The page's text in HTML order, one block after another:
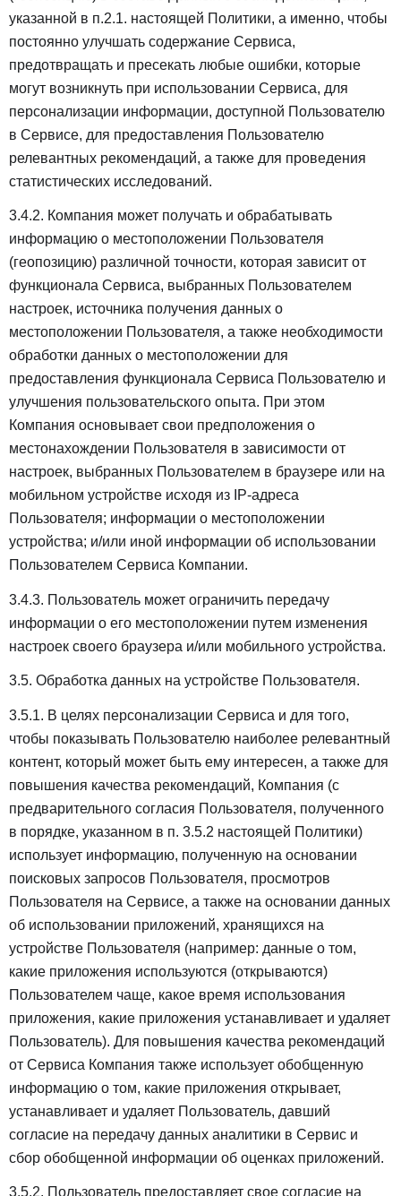
указанной в п.2.1. настоящей Политики, а именно, чтобы
постоянно улучшать содержание Сервиса,
предотвращать и пресекать любые ошибки, которые
могут возникнуть при использовании Сервиса, для
персонализации информации, доступной Пользователю
в Сервисе, для предоставления Пользователю
релевантных рекомендаций, а также для проведения
статистических исследований.
3.4.2. Компания может получать и обрабатывать
информацию о местоположении Пользователя
(геопозицию) различной точности, которая зависит от
функционала Сервиса, выбранных Пользователем
настроек, источника получения данных о
местоположении Пользователя, а также необходимости
обработки данных о местоположении для
предоставления функционала Сервиса Пользователю и
улучшения пользовательского опыта. При этом
Компания основывает свои предположения о
местонахождении Пользователя в зависимости от
настроек, выбранных Пользователем в браузере или на
мобильном устройстве исходя из IP-адреса
Пользователя; информации о местоположении
устройства; и/или иной информации об использовании
Пользователем Сервиса Компании.
3.4.3. Пользователь может ограничить передачу
информации о его местоположении путем изменения
настроек своего браузера и/или мобильного устройства.
3.5. Обработка данных на устройстве Пользователя.
3.5.1. В целях персонализации Сервиса и для того,
чтобы показывать Пользователю наиболее релевантный
контент, который может быть ему интересен, а также для
повышения качества рекомендаций, Компания (с
предварительного согласия Пользователя, полученного
в порядке, указанном в п. 3.5.2 настоящей Политики)
использует информацию, полученную на основании
поисковых запросов Пользователя, просмотров
Пользователя на Сервисе, а также на основании данных
об использовании приложений, хранящихся на
устройстве Пользователя (например: данные о том,
какие приложения используются (открываются)
Пользователем чаще, какое время использования
приложения, какие приложения устанавливает и удаляет
Пользователь). Для повышения качества рекомендаций
от Сервиса Компания также использует обобщенную
информацию о том, какие приложения открывает,
устанавливает и удаляет Пользователь, давший
согласие на передачу данных аналитики в Сервис и
сбор обобщенной информации об оценках приложений.
3.5.2. Пользователь предоставляет свое согласие на